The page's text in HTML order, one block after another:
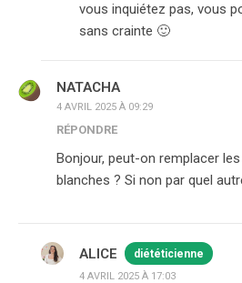
vous inquiétez pas, vous
sans crainte 🙂
NATACHA
4 AVRIL 2025 À 09:29
RÉPONDRE
Bonjour, peut-on remplacer
blanches ? Si non par quel
ALICE diététicienne
4 AVRIL 2025 À 17:03